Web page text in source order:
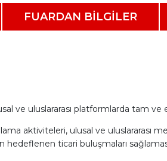
FUARDAN BİLGİLER
ve uluslararası platformlarda tam
aktiviteleri, ulusal ve uluslararası
ticari buluşmaları